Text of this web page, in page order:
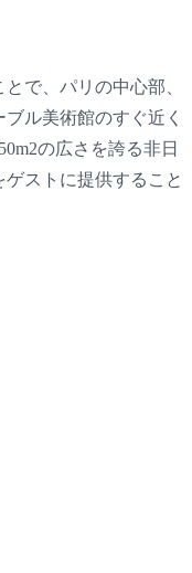
で、パリの中心部、
ル美術館のすぐ近く
の広さを誇る非日
ストに提供すること